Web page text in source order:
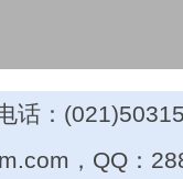
：
，QQ：